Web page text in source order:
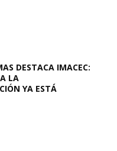
DESTACA IMACEC:
LA
YA ESTÁ